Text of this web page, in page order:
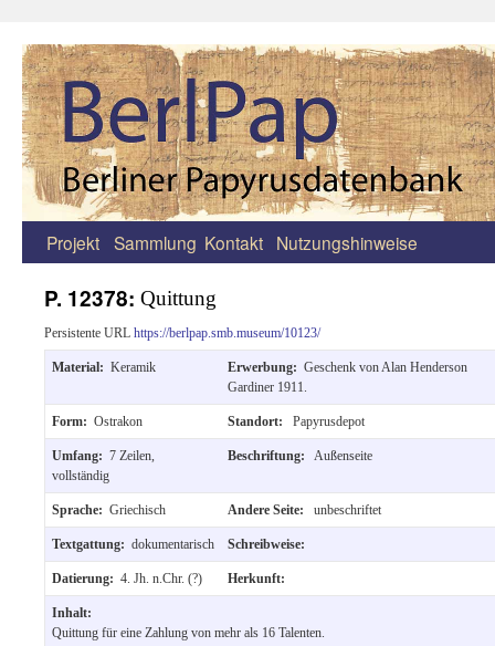
Zum
springen
Projekt Sammlung Kontakt Nutzungshinweise
P. 12378: Quittung
Persistente URL https://berlpap.smb.museum/10123/
Material: Keramik Erwerbung: Geschenk von Alan Henderson
Gardiner 1911.
Form: Ostrakon Standort: Papyrusdepot
Umfang: 7 Zeilen,
vollständig
Beschriftung: Außenseite
Sprache: Griechisch Andere Seite: unbeschriftet
Textgattung: dokumentarisch Schreibweise:
Datierung: 4. Jh. n.Chr. (?) Herkunft:
Inhalt:
Quittung für eine Zahlung von mehr als 16 Talenten.